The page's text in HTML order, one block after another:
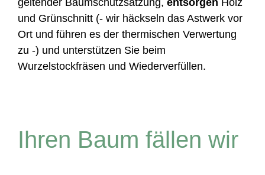
geltender Baumschutzsatzung, entsorgen Holz
und Grünschnitt (- wir häckseln das Astwerk vor
Ort und führen es der thermischen Verwertung
zu -) und unterstützen Sie beim
Wurzelstockfräsen und Wiederverfüllen.
Ihren Baum fällen wir